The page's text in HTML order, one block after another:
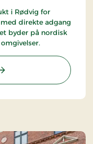
i Rødvig for
direkte adgang
byder på nordisk
Strandhotel Klinten,